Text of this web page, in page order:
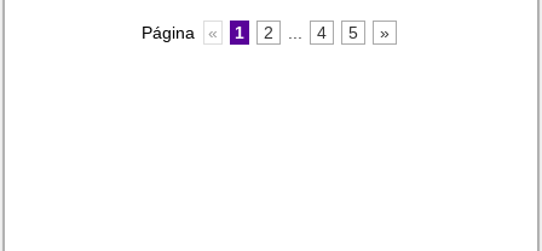
Página « 1 2 4 5 »